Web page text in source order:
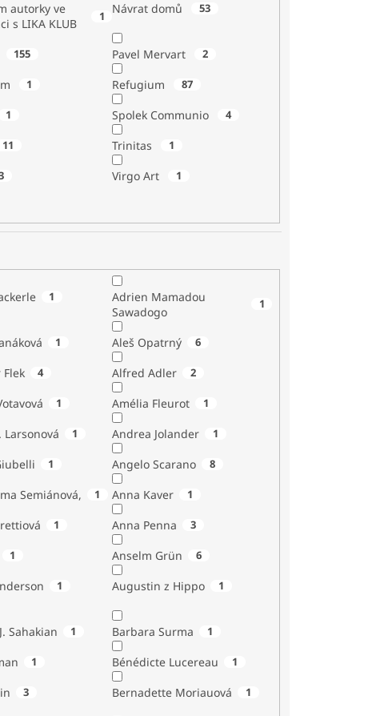
autorky ve
s LIKA KLUB
1 Návrat domů 53
155 Pavel Mervart 2
1 Refugium 87
1 Spolek Communio 4
11 Trinitas 1
Virgo Art 1
1
Adrien Mamadou
Sawadogo
1
1 Aleš Opatrný 6
4 Alfred Adler 2
1 Amélia Fleurot 1
Larsonová 1 Andrea Jolander 1
Giubelli 1 Angelo Scarano 8
Semiánová, 1 Anna Kaver 1
1 Anna Penna 3
1 Anselm Grün 6
1 Augustin z Hippo 1
Sahakian 1 Barbara Surma 1
1 Bénédicte Lucereau 1
3 Bernadette Moriauová 1